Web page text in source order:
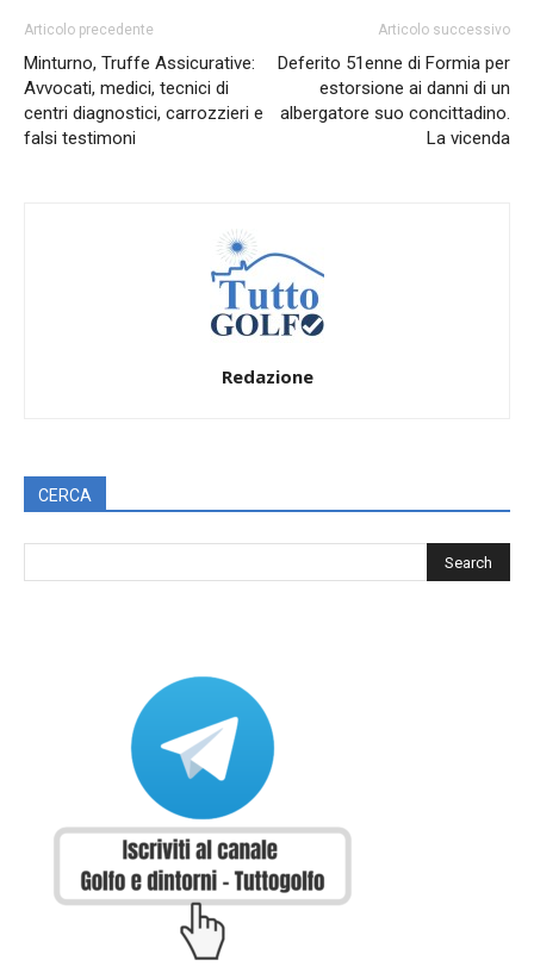
Articolo precedente
Minturno, Truffe Assicurative:
Avvocati, medici, tecnici di
centri diagnostici, carrozzieri e
falsi testimoni
Articolo successivo
Deferito 51enne di Formia per
estorsione ai danni di un
albergatore suo concittadino.
La vicenda
Redazione
CERCA